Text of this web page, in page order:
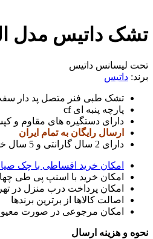
تشک داتیس مدل
تحت لیسانس داتیس
برند: داتیس
تشک طبی فنر متصل پد دار
پارچه پنبه ای cf
دارای دستگیره های مقاوم و
ارسال رایگان به تمام ایران
دارای 2 سال گارانتی و 5 سال خدمات پس از فروش داتیس
امکان خرید اقساطی با چک
امکان خرید با اسنپ پی طی
امکان پرداخت درب منزل در
اصالت کالاها از برترین برندها
امکان مرجوعی در صورت
نحوه و هزینه ارسال